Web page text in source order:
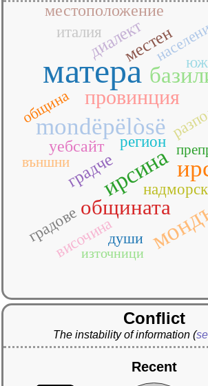
матера
mondëpëlòsë
ирсина
общината
провинция
градче
диалектместен
местоположение
уебсайт
височина
градове
италия
регион
души
община
външни
източници
Conflict
The instability of information (
Recent